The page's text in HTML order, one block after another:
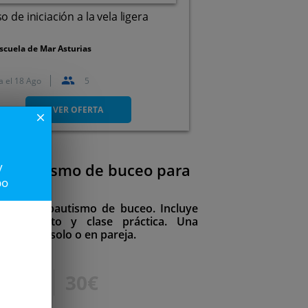
de iniciación a la vela ligera
de Mar Asturias
Plaza Puerto Deportivo, 9,
33206. Gijón. Asturias
el 18 Ago 5
VER OFERTA
bautismo de buceo para
primer bautismo de buceo. Incluye
completo y clase práctica. Una
solo o en pareja.
close